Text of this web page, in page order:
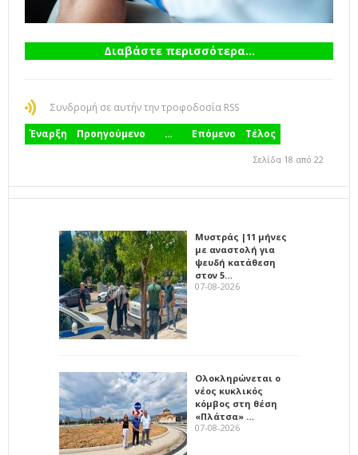
Διαβάστε περισσότερα...
Συνδρομή σε αυτήν την τροφοδοσία RSS
Έναρξη
Προηγούμενο … Επόμενο Τέλος
Σελίδα 18 από 22
Μυστράς |11 μήνες
με αναστολή για
ψευδή κατάθεση
στον 5…
07-08-2026
Ολοκληρώνεται ο
νέος κυκλικός
κόμβος στη θέση
«Πλάτσα» …
07-08-2026